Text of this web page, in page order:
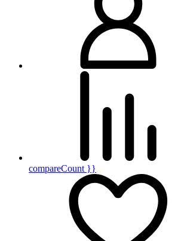
compareCount }}